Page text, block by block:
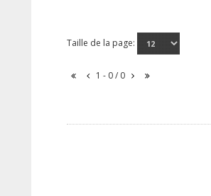
Taille de la page:
1 - 0 / 0